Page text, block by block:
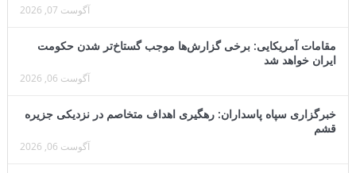
آگوست 07, 2026
مقامات آمریکایی: برخی گزارش‌ها موجب گستاخ‌تر شدن حکومت
ایران خواهد شد
آگوست 06, 2026
خبرگزاری سپاه پاسداران: رهگیری اهداف متخاصم در نزدیکی جزیره
قشم
آگوست 06, 2026